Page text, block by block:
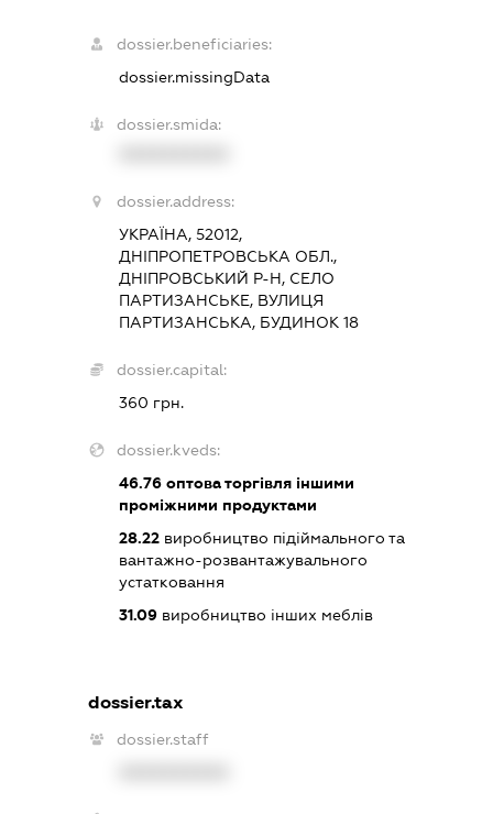
dossier.beneficiaries:
dossier.missingData
dossier.smida:
dossier.address:
УКРАЇНА, 52012,
ДНІПРОПЕТРОВСЬКА ОБЛ.,
ДНІПРОВСЬКИЙ Р-Н, СЕЛО
ПАРТИЗАНСЬКЕ, ВУЛИЦЯ
ПАРТИЗАНСЬКА, БУДИНОК 18
dossier.capital:
360 грн.
dossier.kveds:
46.76оптова торгівля іншими
проміжними продуктами
28.22виробництво підіймального та
вантажно-розвантажувального
устатковання
31.09виробництво інших меблів
dossier.tax
dossier.staff